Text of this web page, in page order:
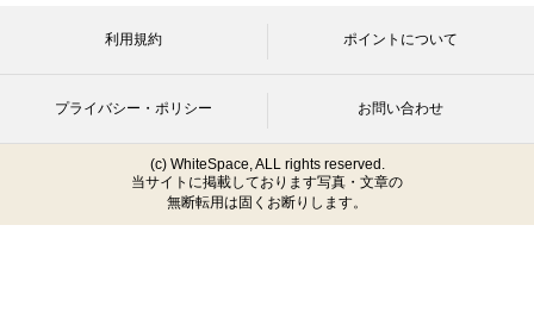
利用規約 ポイントについて
プライバシー・ポリシー お問い合わせ
(c) WhiteSpace, ALL rights reserved.
当サイトに掲載しております写真・文章の
無断転用は固くお断りします。